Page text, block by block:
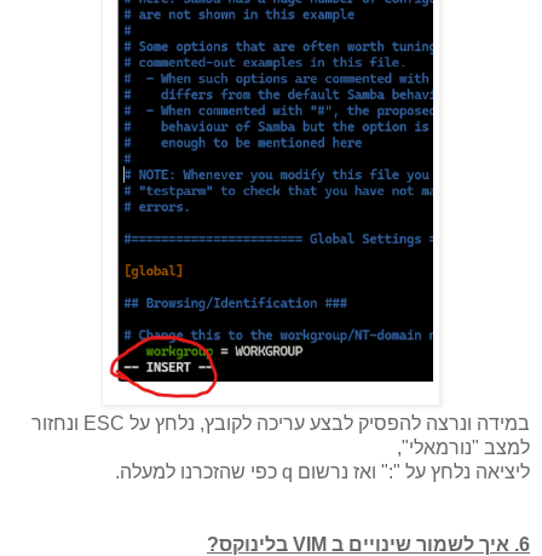
במידה ונרצה להפסיק לבצע עריכה לקובץ, נלחץ על ESC ונחזור
למצב "נורמאלי",
ליציאה נלחץ על ":" ואז נרשום q כפי שהזכרנו למעלה.
6. איך לשמור שינויים ב VIM בלינוקס?